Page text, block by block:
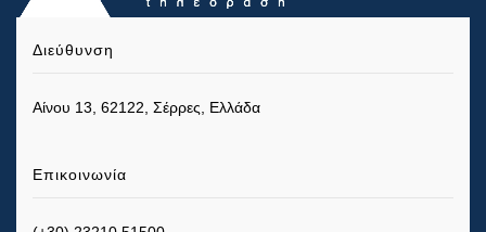
Διεύθυνση
Αίνου 13, 62122, Σέρρες, Ελλάδα
Επικοινωνία